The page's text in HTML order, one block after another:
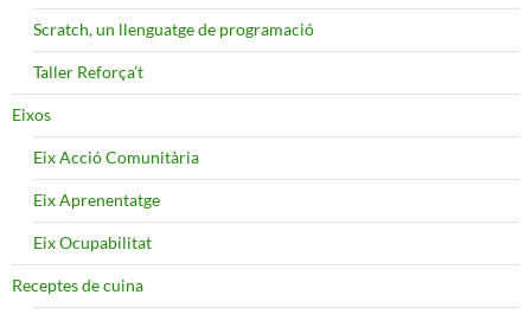
Scratch, un llenguatge de programació
Taller Reforça’t
Eixos
Eix Acció Comunitària
Eix Aprenentatge
Eix Ocupabilitat
Receptes de cuina